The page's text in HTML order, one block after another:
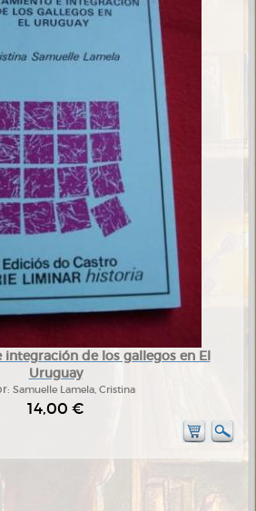
de los gallegos en El
Uruguay
Samuelle Lamela, Cristina
14,00 €